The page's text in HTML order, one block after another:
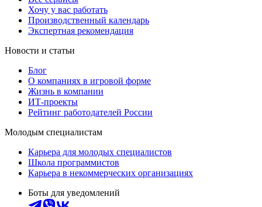
Хочу у вас работать
Производственный календарь
Экспертная рекомендация
Новости и статьи
Блог
О компаниях в игровой форме
Жизнь в компании
ИТ-проекты
Рейтинг работодателей России
Молодым специалистам
Карьера для молодых специалистов
Школа программистов
Карьера в некоммерческих организациях
Боты для уведомлений